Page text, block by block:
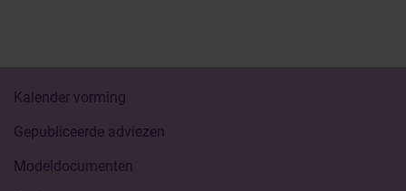
Kalender vorming
Gepubliceerde adviezen
Modeldocumenten